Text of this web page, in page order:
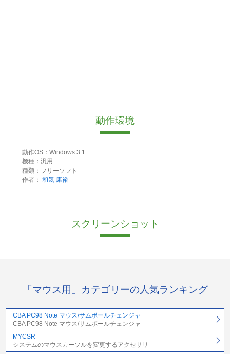
動作環境
動作OS：Windows 3.1
機種：汎用
種類：フリーソフト
作者： 和気 康裕
スクリーンショット
「マウス用」カテゴリーの人気ランキング
CBA PC98 Note マウス/サムボールチェンジャ
CBA PC98 Note マウス/サムボールチェンジャ
MYCSR
システムのマウスカーソルを変更するアクセサリ